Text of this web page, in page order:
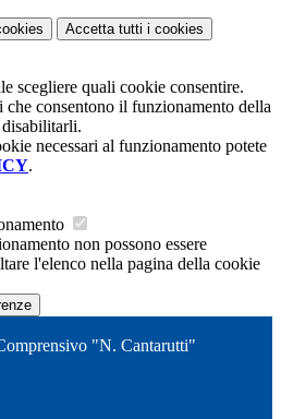
Accetta tutti i cookies
scegliere quali cookie consentire.
consentono il funzionamento della
necessari al funzionamento potete
.
non possono essere
l'elenco nella pagina della cookie
"N. Cantarutti"